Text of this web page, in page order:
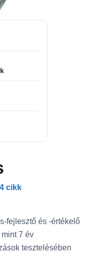
cikk
fejlesztő és -értékelő
7 év
tesztelésében